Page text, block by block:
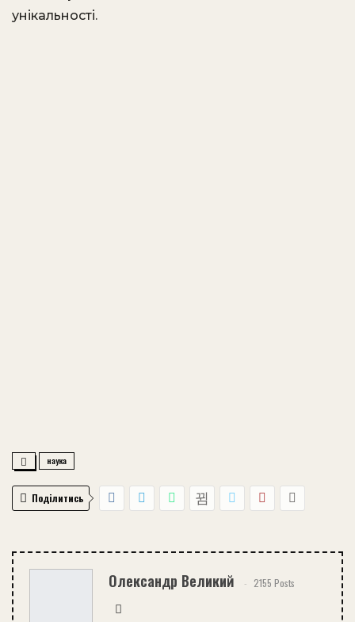
унікальності.
наука
Поділитись
Олександр Великий 2155 Posts